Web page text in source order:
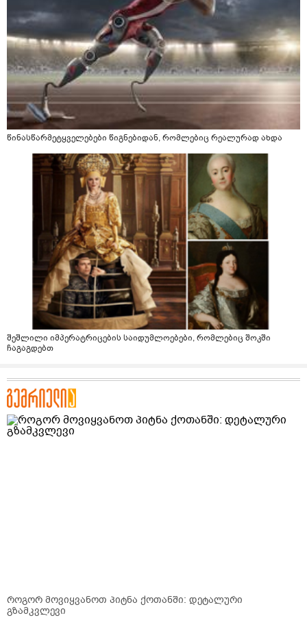
წინასწარმეტყველებები წიგნებიდან, რომლებიც რეალურად ახდა
შეშლილი იმპერატრიცების საიდუმლოებები, რომლებიც შოკში
ჩაგაგდებთ
როგორ მოვიყვანოთ პიტნა ქოთანში: დეტალური
გზამკვლევი